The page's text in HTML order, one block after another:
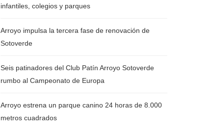
infantiles, colegios y parques
Arroyo impulsa la tercera fase de renovación de
Sotoverde
Seis patinadores del Club Patín Arroyo Sotoverde
rumbo al Campeonato de Europa
Arroyo estrena un parque canino 24 horas de 8.000
metros cuadrados